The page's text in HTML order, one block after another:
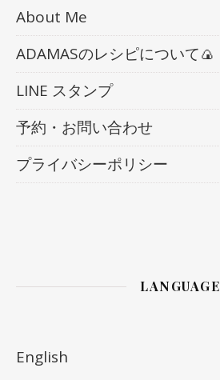
About Me
ADAMASのレシピについて🍙
LINE スタンプ
予約・お問い合わせ
プライバシーポリシー
LANGUAGE
English